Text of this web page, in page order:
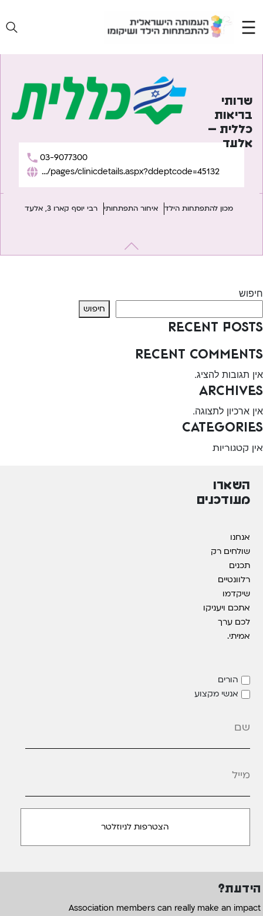
content
שרותי
בריאות
כללית –
אלעד
03-9077300
https://www.clalit.co.il/he/sefersherut/pages/clinicdetails.aspx?ddeptcode=45132
מכון להתפתחות הילד איחור התפתחותי רבי יוסף קארו 3, אלעד
חיפוש
חיפוש
Recent Posts
Recent Comments
אין תגובות להציג.
Archives
אין ארכיון לתצוגה.
Categories
אין קטגוריות
השארו
מעודכנים
אנחנו
שולחים רק
תכנים
רלוונטיים
שיקדמו
אתכם ויעניקו
לכם ערך
אמיתי.
הורים
אנשי מקצוע
הידעת?
Association members can really make an impact